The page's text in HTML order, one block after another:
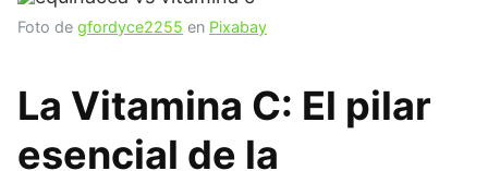
Foto de gfordyce2255 en Pixabay
La Vitamina C: El pilar
esencial de la